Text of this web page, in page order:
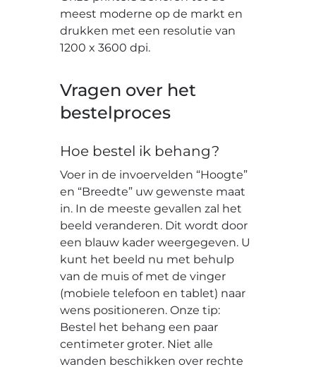
meest moderne op de markt en
drukken met een resolutie van
1200 x 3600 dpi.
Vragen over het
bestelproces
Hoe bestel ik behang?
Voer in de invoervelden “Hoogte”
en “Breedte” uw gewenste maat
in. In de meeste gevallen zal het
beeld veranderen. Dit wordt door
een blauw kader weergegeven. U
kunt het beeld nu met behulp
van de muis of met de vinger
(mobiele telefoon en tablet) naar
wens positioneren. Onze tip:
Bestel het behang een paar
centimeter groter. Niet alle
wanden beschikken over rechte